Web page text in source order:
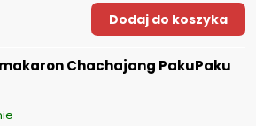
Dodaj do koszyka
Chachajang PakuPaku